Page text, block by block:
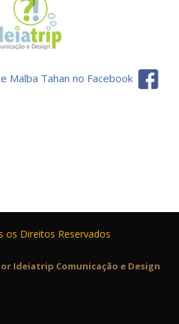
Malba Tahan no Facebook
os Direitos Reservados
Ideiatrip Comunicação e Design